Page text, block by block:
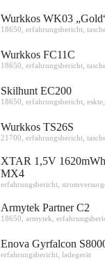
Wurkkos WK03
18650 erfahrungsbericht,
Wurkkos FC11C
18650 erfahrungsbericht,
Skilhunt EC200
18650 erfahrungsbericht, eskte,
Wurkkos TS26S
21700 erfahrungsbericht,
XTAR 1,5V
MX4
erfahrungsbericht,
Armytek Partner C2
18650 armytek
Enova Gyrfalcon
erfahrungsbericht, ladegerät